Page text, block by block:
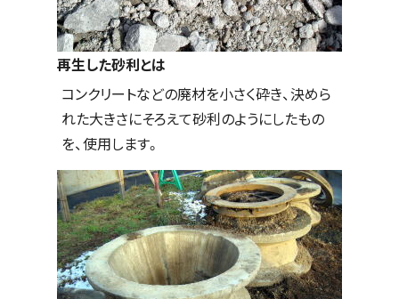
再生した砂利とは
コンクリートなどの廃材を小さく砕き、決めら
れた大きさにそろえて砂利のようにしたもの
を、使用します。